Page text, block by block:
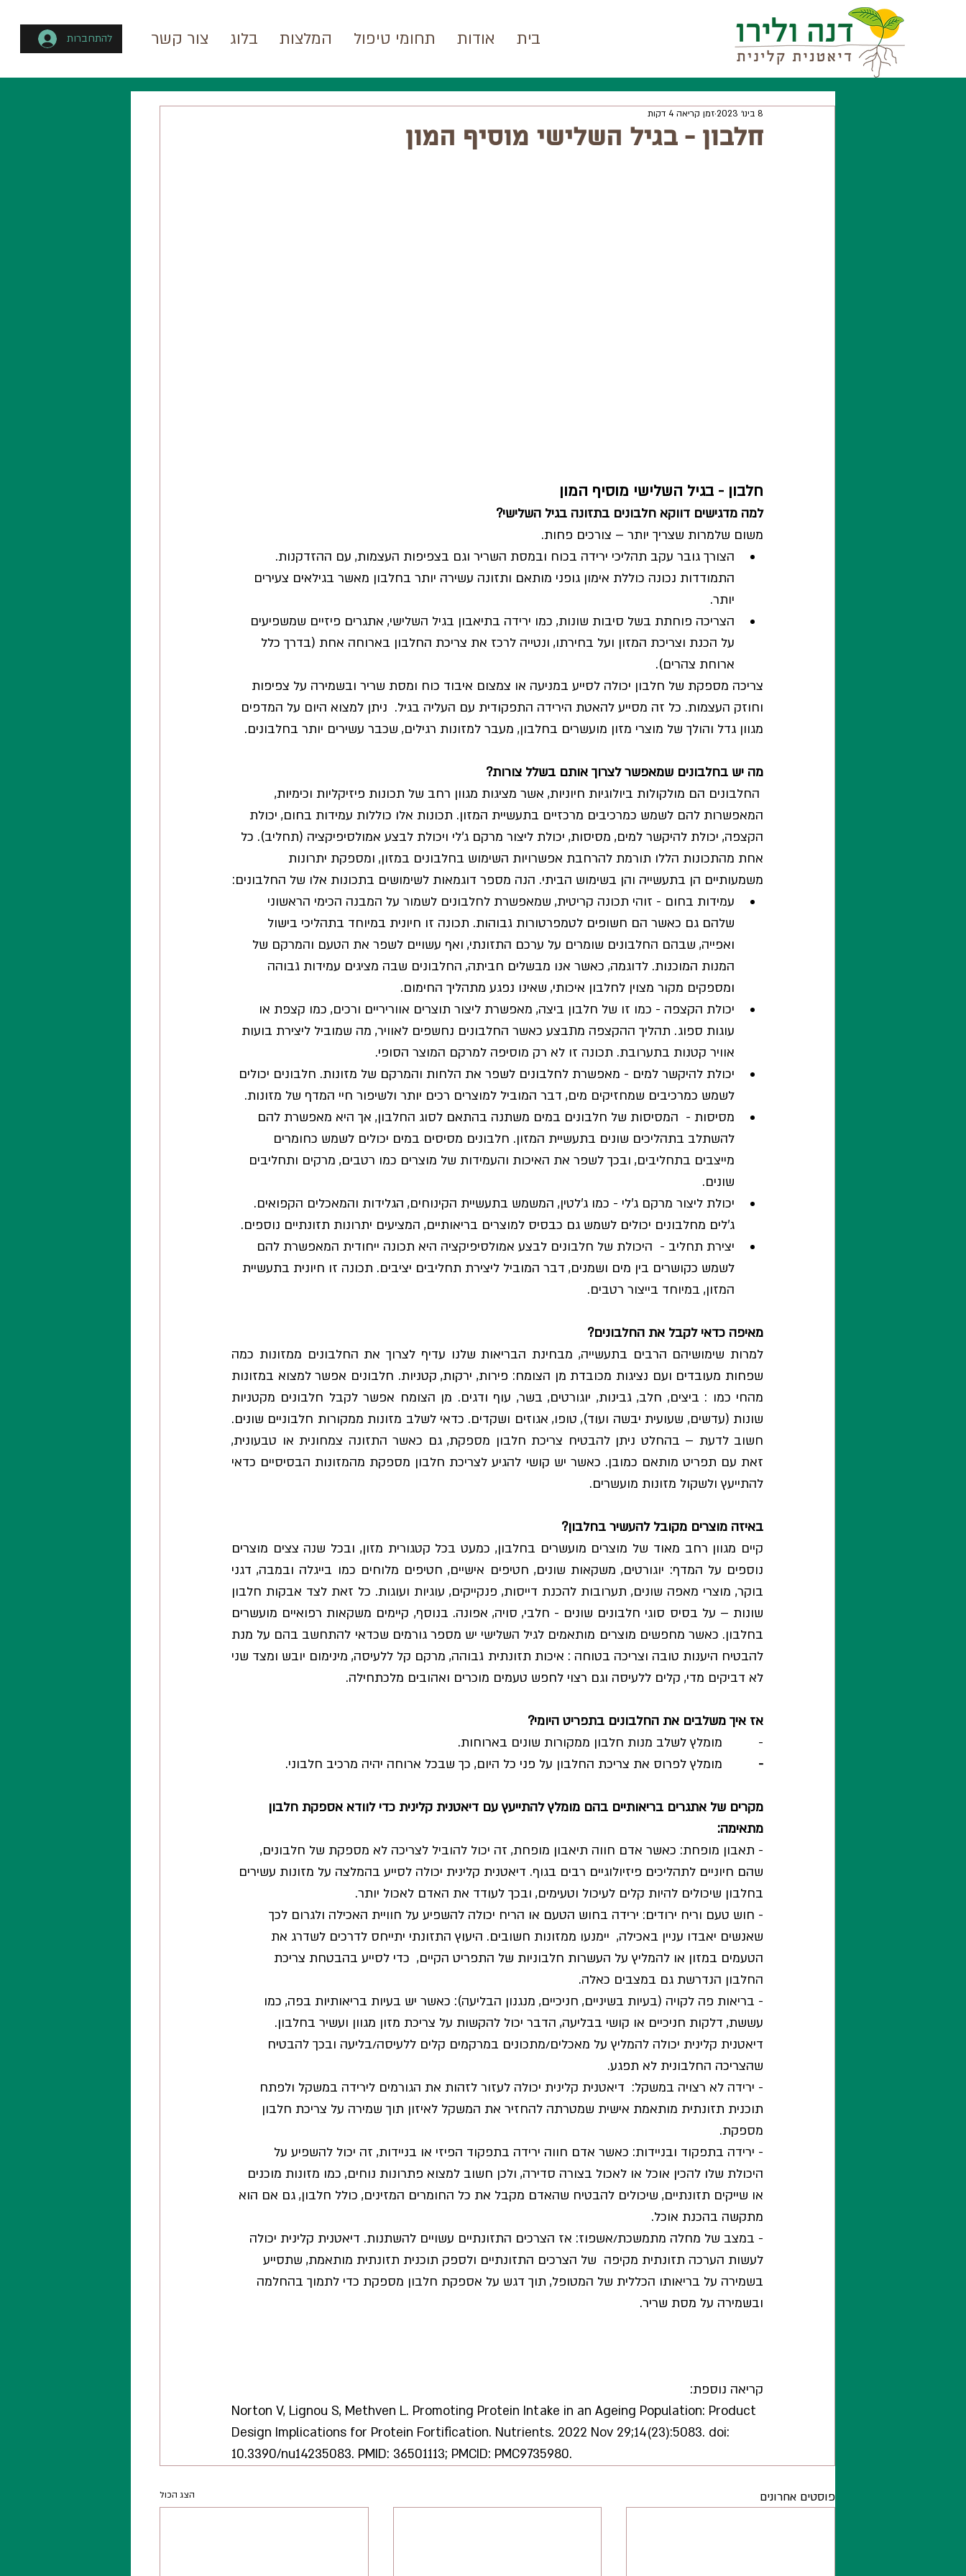
להתחברות בית אודות תחומי טיפול המלצות בלוג צור קשר
חלבון - בגיל השלישי מוסיף המון
8 בינו׳ 2023 זמן קריאה 4 דקות
חלבון - בגיל השלישי מוסיף המון
למה מדגישים דווקא חלבונים בתזונה בגיל השלישי?
משום שלמרות שצריך יותר – צורכים פחות.
הצורך גובר עקב תהליכי ירידה בכוח ובמסת השריר וגם בצפיפות העצמות, עם ההזדקנות.
התמודדות נכונה כוללת אימון גופני מותאם ותזונה עשירה יותר בחלבון מאשר בגילאים צעירים
יותר.
הצריכה פוחתת בשל סיבות שונות, כמו ירידה בתיאבון בגיל השלישי, אתגרים פיזיים שמשפיעים
על הכנת וצריכת המזון ועל בחירתו, ונטייה לרכז את צריכת החלבון בארוחה אחת (בדרך כלל
ארוחת צהרים).
צריכה מספקת של חלבון יכולה לסייע במניעה או צמצום איבוד כוח ומסת שריר ובשמירה על צפיפות
וחוזק העצמות. כל זה מסייע להאטת הירידה התפקודית עם העליה בגיל.  ניתן למצוא היום על המדפים
מגוון גדל והולך של מוצרי מזון מועשרים בחלבון, מעבר למזונות רגילים, שכבר עשירים יותר בחלבונים.
מה יש בחלבונים שמאפשר לצרוך אותם בשלל צורות?
החלבונים הם מולקולות ביולוגיות חיוניות, אשר מציגות מגוון רחב של תכונות פיזיקליות וכימיות,
המאפשרות להם לשמש כמרכיבים מרכזיים בתעשיית המזון. תכונות אלו כוללות עמידות בחום, יכולת
הקצפה, יכולת להיקשר למים, מסיסות, יכולת ליצור מרקם ג'לי ויכולת לבצע אמולסיפיקציה (תחליב). כל
אחת מהתכונות הללו תורמת להרחבת אפשרויות השימוש בחלבונים במזון, ומספקת יתרונות
משמעותיים הן בתעשייה והן בשימוש הביתי. הנה מספר דוגמאות לשימושים בתכונות אלו של החלבונים:
עמידות בחום - זוהי תכונה קריטית, שמאפשרת לחלבונים לשמור על המבנה הכימי הראשוני
שלהם גם כאשר הם חשופים לטמפרטורות גבוהות. תכונה זו חיונית במיוחד בתהליכי בישול
ואפייה, שבהם החלבונים שומרים על ערכם התזונתי, ואף עשויים לשפר את הטעם והמרקם של
המנות המוכנות. לדוגמה, כאשר אנו מבשלים חביתה, החלבונים שבה מציגים עמידות גבוהה
ומספקים מקור מצוין לחלבון איכותי, שאינו נפגע מתהליך החימום.
יכולת הקצפה - כמו זו של חלבון ביצה, מאפשרת ליצור תוצרים אווריריים ורכים, כמו קצפת או
עוגות ספוג. תהליך ההקצפה מתבצע כאשר החלבונים נחשפים לאוויר, מה שמוביל ליצירת בועות
אוויר קטנות בתערובת. תכונה זו לא רק מוסיפה למרקם המוצר הסופי.
יכולת להיקשר למים - מאפשרת לחלבונים לשפר את הלחות והמרקם של מזונות. חלבונים יכולים
לשמש כמרכיבים שמחזיקים מים, דבר המוביל למוצרים רכים יותר ולשיפור חיי המדף של מזונות.
מסיסות -  המסיסות של חלבונים במים משתנה בהתאם לסוג החלבון, אך היא מאפשרת להם
להשתלב בתהליכים שונים בתעשיית המזון. חלבונים מסיסים במים יכולים לשמש כחומרים
מייצבים בתחליבים, ובכך לשפר את האיכות והעמידות של מוצרים כמו רטבים, מרקים ותחליבים
שונים.
יכולת ליצור מרקם ג'לי - כמו ג'לטין, המשמש בתעשיית הקינוחים, הגלידות והמאכלים הקפואים.
ג'לים מחלבונים יכולים לשמש גם כבסיס למוצרים בריאותיים, המציעים יתרונות תזונתיים נוספים.
יצירת תחליב -  היכולת של חלבונים לבצע אמולסיפיקציה היא תכונה ייחודית המאפשרת להם
לשמש כקושרים בין מים ושמנים, דבר המוביל ליצירת תחליבים יציבים. תכונה זו חיונית בתעשיית
המזון, במיוחד בייצור רטבים.
מאיפה כדאי לקבל את החלבונים?
להתייעץ ולשקול מזונות מועשרים.
באיזה מוצרים מקובל להעשיר בחלבון?
לא דביקים מדי, קלים ללעיסה וגם רצוי לחפש טעמים מוכרים ואהובים מלכתחילה.
אז איך משלבים את החלבונים בתפריט היומי?
-          מומלץ לשלב מנות חלבון ממקורות שונים בארוחות.
- מומלץ לפרוס את צריכת החלבון על פני כל היום, כך שבכל ארוחה יהיה מרכיב חלבוני.
מקרים של אתגרים בריאותיים בהם מומלץ להתייעץ עם דיאטנית קלינית כדי לוודא אספקת חלבון
מתאימה:
- תאבון מופחת: כאשר אדם חווה תיאבון מופחת, זה יכול להוביל לצריכה לא מספקת של חלבונים,
שהם חיוניים לתהליכים פיזיולוגיים רבים בגוף. דיאטנית קלינית יכולה לסייע בהמלצה על מזונות עשירים
בחלבון שיכולים להיות קלים לעיכול וטעימים, ובכך לעודד את האדם לאכול יותר.
- חוש טעם וריח ירודים: ירידה בחוש הטעם או הריח יכולה להשפיע על חוויית האכילה ולגרום לכך
שאנשים יאבדו עניין באכילה,  יימנעו ממזונות חשובים. היעוץ התזונתי יתייחס לדרכים לשדרג את
הטעמים במזון או להמליץ על העשרות חלבוניות של התפריט הקיים,  כדי לסייע בהבטחת צריכת
החלבון הנדרשת גם במצבים כאלה.
- בריאות פה לקויה (בעיות בשיניים, חניכיים, מנגנון הבליעה): כאשר יש בעיות בריאותיות בפה, כמו
עששת, דלקות חניכיים או קושי בבליעה, הדבר יכול להקשות על צריכת מזון מגוון ועשיר בחלבון.
דיאטנית קלינית יכולה להמליץ על מאכלים/מתכונים במרקמים קלים ללעיסה/בליעה ובכך להבטיח
שהצריכה החלבונית לא תפגע.
- ירידה לא רצויה במשקל:  דיאטנית קלינית יכולה לעזור לזהות את הגורמים לירידה במשקל ולפתח
תוכנית תזונתית מותאמת אישית שמטרתה להחזיר את המשקל לאיזון תוך שמירה על צריכת חלבון
מספקת.
- ירידה בתפקוד ובניידות: כאשר אדם חווה ירידה בתפקוד הפיזי או בניידות, זה יכול להשפיע על
היכולת שלו להכין אוכל או לאכול בצורה סדירה, ולכן חשוב למצוא פתרונות נוחים, כמו מזונות מוכנים
או שייקים תזונתיים, שיכולים להבטיח שהאדם מקבל את כל החומרים המזינים, כולל חלבון, גם אם הוא
מתקשה בהכנת אוכל.
- במצב של מחלה מתמשכת/אשפוז: אז הצרכים התזונתיים עשויים להשתנות. דיאטנית קלינית יכולה
לעשות הערכה תזונתית מקיפה  של הצרכים התזונתיים ולספק תוכנית תזונתית מותאמת, שתסייע
בשמירה על בריאותו הכללית של המטופל, תוך דגש על אספקת חלבון מספקת כדי לתמוך בהחלמה
ובשמירה על מסת שריר.
קריאה נוספת:
Norton V, Lignou S, Methven L. Promoting Protein Intake in an Ageing Population: Product
Design Implications for Protein Fortification. Nutrients. 2022 Nov 29;14(23):5083. doi:
10.3390/nu14235083. PMID: 36501113; PMCID: PMC9735980.
פוסטים אחרונים הצג הכול